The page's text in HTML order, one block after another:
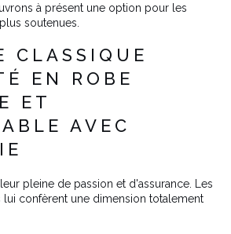
à présent une option pour les
soutenues.
CLASSIQUE
EN ROBE
ET
AVEC
pleine de passion et d'assurance. Les
confèrent une dimension totalement